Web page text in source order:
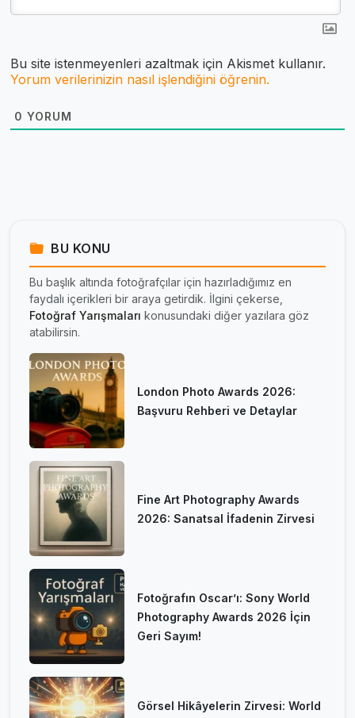
Bu site istenmeyenleri azaltmak için Akismet kullanır.
Yorum verilerinizin nasıl işlendiğini öğrenin.
0 YORUM
BU KONU
Bu başlık altında fotoğrafçılar için hazırladığımız en
faydalı içerikleri bir araya getirdik. İlgini çekerse,
Fotoğraf Yarışmaları konusundaki diğer yazılara göz
atabilirsin.
London Photo Awards 2026:
Başvuru Rehberi ve Detaylar
Fine Art Photography Awards
2026: Sanatsal İfadenin Zirvesi
Fotoğrafın Oscar’ı: Sony World
Photography Awards 2026 İçin
Geri Sayım!
Görsel Hikâyelerin Zirvesi: World